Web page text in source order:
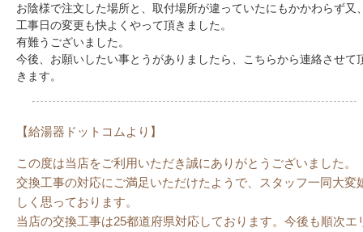
お陰様で注文した場所と、取付場所が違っていたにもかかわらず又
工事日の変更も快よくやって頂きました。
有難うございました。
今後、お願いしたい事とうがありましたら、こちらから連絡させて
きます。
【給湯器ドットコムより】
この度は当店をご利用いただき誠にありがとうございました。
交換工事の対応にご満足いただけたようで、スタッフ一同大変
しく思っております。
当店の交換工事は25都道府県対応しております。今後も順次エ